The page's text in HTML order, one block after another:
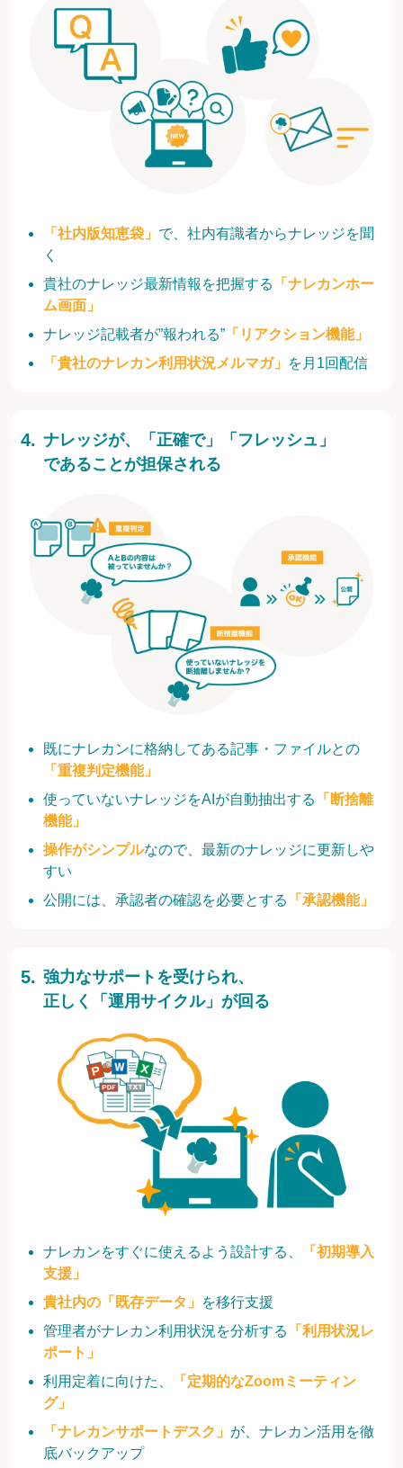
「社内版知恵袋」 で、社内有識者からナレッジを聞
く
貴社のナレッジ最新情報を把握する
「ナレカンホー
ム画面」
ナレッジ記載者が”報われる” 「リアクション機能」
「貴社のナレカン利用状況メルマガ」 を月1回配信
既にナレカンに格納してある記事・ファイルとの
「重複判定機能」
使っていないナレッジをAIが自動抽出する
「断捨離
機能」
操作がシンプルなので、最新のナレッジに更新しや
すい
公開には、承認者の確認を必要とする
「承認機能」
ナレッジが、「正確で」「フレッシュ」
であることが担保される
ナレカンをすぐに使えるよう設計する、
「初期導入
支援」
貴社内の「既存データ」 を移行支援
管理者がナレカン利用状況を分析する
「利用状況レ
ポート」
利用定着に向けた、
「定期的なZoomミーティン
グ」
「ナレカンサポートデスク」 が、ナレカン活用を徹
底バックアップ
強力なサポートを受けられ、
正しく「運用サイクル」が回る